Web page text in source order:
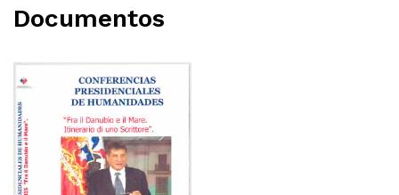
Documentos